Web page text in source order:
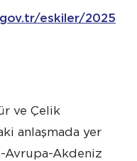
eskiler/2025/
ve Çelik
anlaşmada yer
Avrupa-Akdeniz